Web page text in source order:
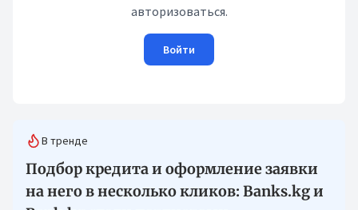
авторизоваться.
Войти
В тренде
Подбор кредита и оформление заявки
на него в несколько кликов: Banks.kg и